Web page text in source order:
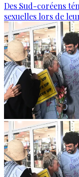
Des Sud-coréens
sexuelles lors de